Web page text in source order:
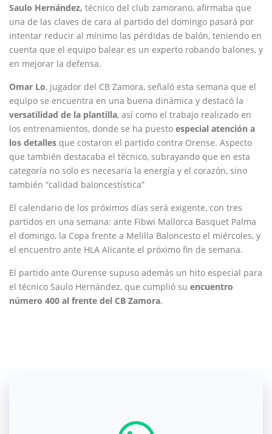
Saulo Hernández, técnico del club zamorano, afirmaba que
una de las claves de cara al partido del domingo pasará por
intentar reducir al mínimo las pérdidas de balón, teniendo en
cuenta que el equipo balear es un experto robando balones, y
en mejorar la defensa.
Omar Lo, jugador del CB Zamora, señaló esta semana que el
equipo se encuentra en una buena dinámica y destacó la
versatilidad de la plantilla, así como el trabajo realizado en
los entrenamientos, donde se ha puesto especial atención a
los detalles que costaron el partido contra Orense. Aspecto
que también destacaba el técnico, subrayando que en esta
categoría no solo es necesaria la energía y el corazón, sino
también “calidad baloncestística”
El calendario de los próximos días será exigente, con tres
partidos en una semana: ante Fibwi Mallorca Basquet Palma
el domingo, la Copa frente a Melilla Baloncesto el miércoles, y
el encuentro ante HLA Alicante el próximo fin de semana.
El partido ante Ourense supuso además un hito especial para
el técnico Saulo Hernández, que cumplió su encuentro
número 400 al frente del CB Zamora.